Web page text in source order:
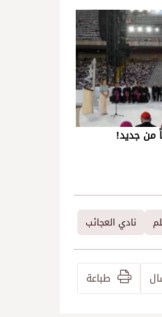
من جديد!
نادي العجائب
طباعة